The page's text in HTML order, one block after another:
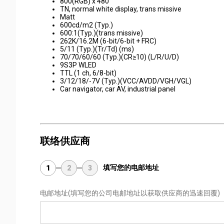
TN, normal white display, trans missive
Matt
600cd/m2 (Typ.)
600:1(Typ.)(trans missive)
262K/16.2M (6-bit/6-bit + FRC)
5/11 (Typ.)(Tr/Td) (ms)
70/70/60/60 (Typ.)(CR≥10) (L/R/U/D)
9S3P WLED
TTL (1 ch, 6/8-bit)
3/12/18/-7V (Typ.)(VCC/AVDD/VGH/VGL)
Car navigator, car AV, industrial panel
联络供应商
1 2 3 填写您的电邮地址
电邮地址(填写您的公司电邮地址以获取供应商的迅速回覆)